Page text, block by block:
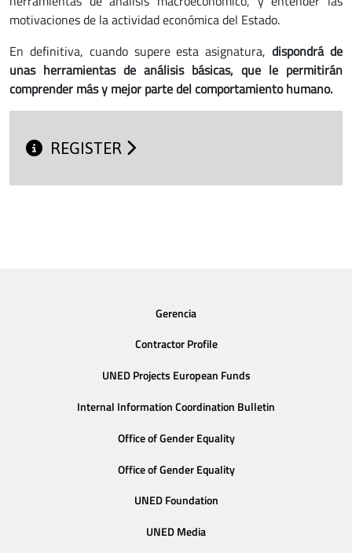
motivaciones de la actividad económica del Estado.
En definitiva, cuando supere esta asignatura,dispondrá de
unas herramientas de análisis básicas, que le permitirán
comprender más y mejor parte del comportamiento humano.
REGISTER
Gerencia
Contractor Profile
UNED Projects European Funds
Internal Information Coordination Bulletin
Office of Gender Equality
Office of Gender Equality
UNED Foundation
UNED Media